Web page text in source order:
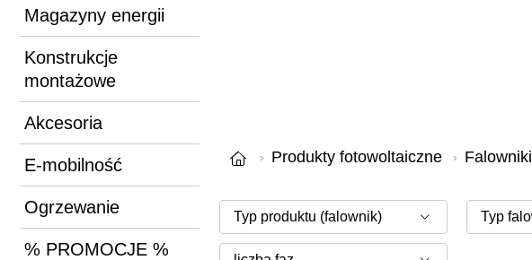
Magazyny energii
Konstrukcje
montażowe
Akcesoria
E-mobilność
Ogrzewanie
% PROMOCJE %
Produkty fotowoltaiczne Falowniki